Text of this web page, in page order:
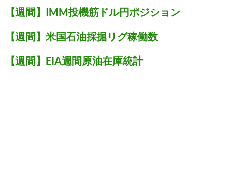
【週間】IMM投機筋ドル円ポジション
【週間】米国石油採掘リグ稼働数
【週間】EIA週間原油在庫統計